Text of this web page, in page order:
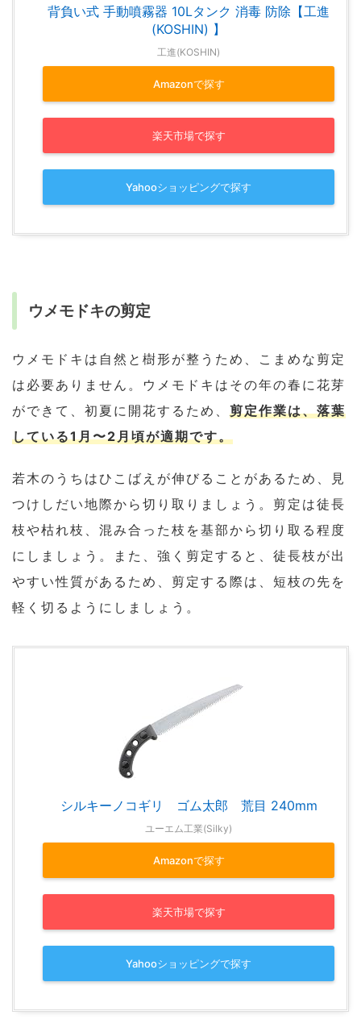
背負い式 手動噴霧器 10Lタンク 消毒 防除【工進
(KOSHIN) 】
工進(KOSHIN)
Amazonで探す
楽天市場で探す
Yahooショッピングで探す
ウメモドキの剪定
ウメモドキは自然と樹形が整うため、こまめな剪定
は必要ありません。ウメモドキはその年の春に花芽
ができて、初夏に開花するため、 剪定作業は、落葉
している1月〜2月頃が適期です。
若木のうちはひこばえが伸びることがあるため、見
つけしだい地際から切り取りましょう。剪定は徒長
枝や枯れ枝、混み合った枝を基部から切り取る程度
にしましょう。また、強く剪定すると、徒長枝が出
やすい性質があるため、剪定する際は、短枝の先を
軽く切るようにしましょう。
シルキーノコギリ ゴム太郎 荒目 240mm
ユーエム工業(Silky)
Amazonで探す
楽天市場で探す
Yahooショッピングで探す